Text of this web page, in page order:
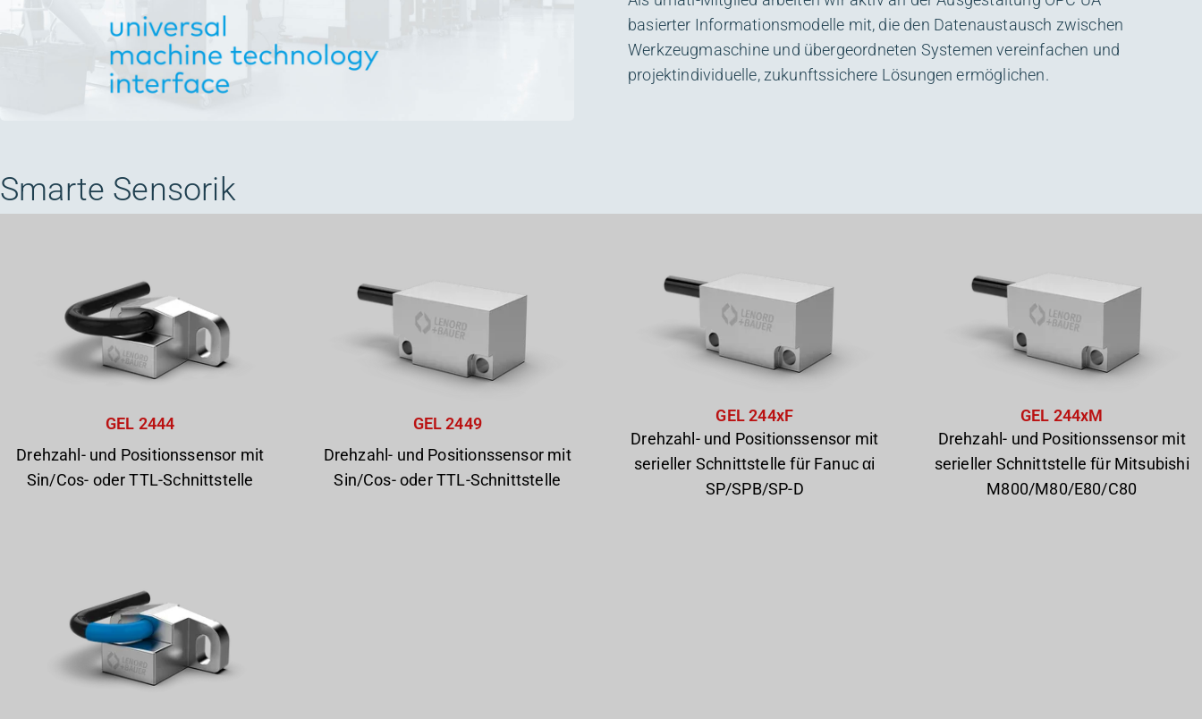
basierter Informationsmodelle mit, die den Datenaustausch zwischen
Werkzeugmaschine und übergeordneten Systemen vereinfachen und
projektindividuelle, zukunftssichere Lösungen ermöglichen.
Smarte Sensorik
GEL 2444
Drehzahl- und Positionssensor mit
Sin/Cos- oder TTL-Schnittstelle
GEL 2449
Drehzahl- und Positionssensor mit
Sin/Cos- oder TTL-Schnittstelle
GEL 244xF
Drehzahl- und Positionssensor mit
serieller Schnittstelle für Fanuc αi
SP/SPB/SP-D
GEL 244xM
Drehzahl- und Positionssensor mit
serieller Schnittstelle für Mitsubishi
M800/M80/E80/C80